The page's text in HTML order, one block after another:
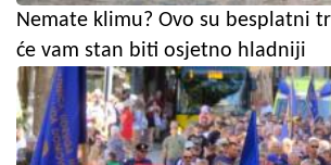
Nemate klimu? Ovo su besplatni
će vam stan biti osjetno hladniji